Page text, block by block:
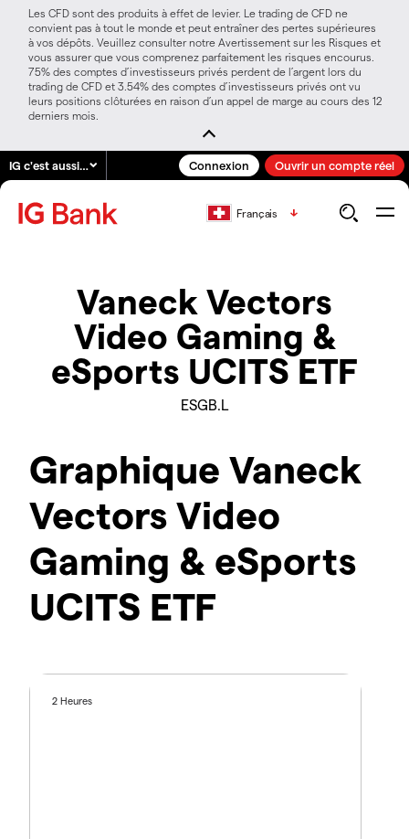
Les CFD sont des produits à effet de levier. Le trading de CFD ne
convient pas à tout le monde et peut entraîner des pertes supérieures
à vos dépôts. Veuillez consulter notre Avertissement sur les Risques et
vous assurer que vous comprenez parfaitement les risques encourus.
75% des comptes d’investisseurs privés perdent de l’argent lors du
trading de CFD et 3.54% des comptes d’investisseurs privés ont vu
leurs positions clôturées en raison d’un appel de marge au cours des 12
derniers mois.
IG c'est aussi… Connexion Ouvrir un compte réel
Français
Vaneck Vectors
Video Gaming &
eSports UCITS ETF
ESGB.L
Graphique Vaneck
Vectors Video
Gaming & eSports
UCITS ETF
2 Heures